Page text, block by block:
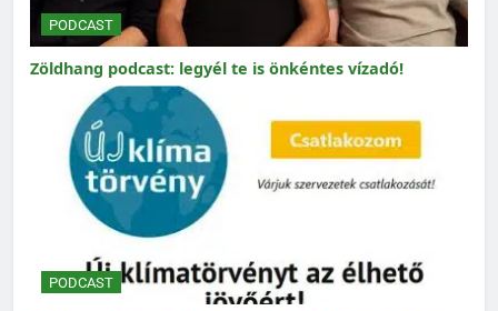
PODCAST
Zöldhang podcast: legyél te is önkéntes vízadó!
PODCAST